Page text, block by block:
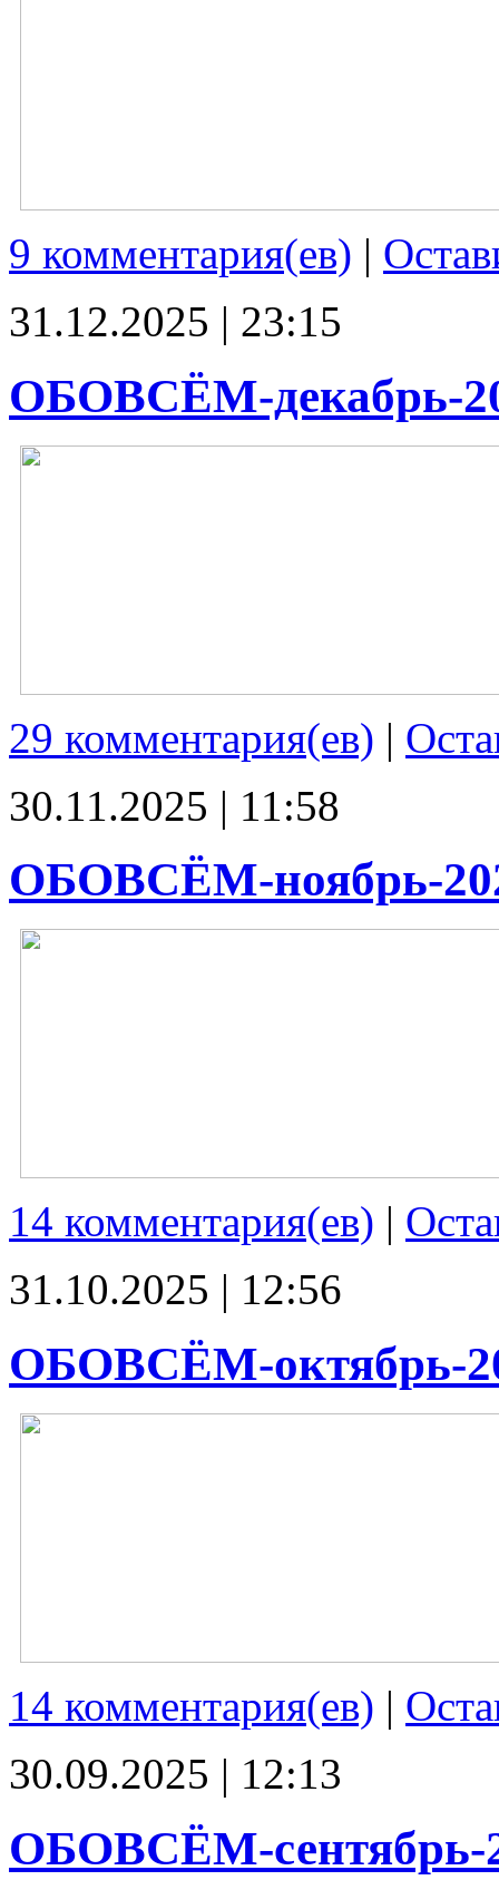
9 комментария(ев) |
31.12.2025 | 23:15
ОБОВСЁМ-декабрь-
29 комментария(ев) |
30.11.2025 | 11:58
ОБОВСЁМ-ноябрь-
14 комментария(ев) |
31.10.2025 | 12:56
ОБОВСЁМ-октябрь-
14 комментария(ев) |
30.09.2025 | 12:13
ОБОВСЁМ-сентябрь-